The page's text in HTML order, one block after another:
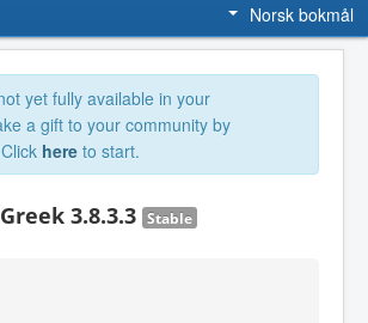
Norsk bokmål
yet fully available in your
a gift to your community by
here to start.
3.8.3.3 Stable